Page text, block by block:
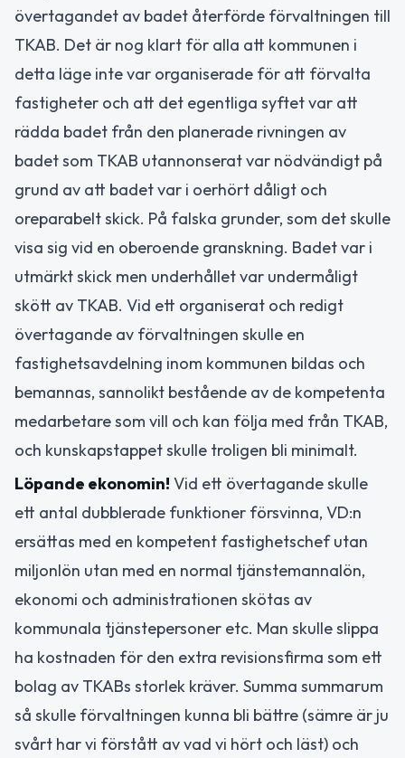
övertagandet av badet återförde förvaltningen till
TKAB. Det är nog klart för alla att kommunen i
detta läge inte var organiserade för att förvalta
fastigheter och att det egentliga syftet var att
rädda badet från den planerade rivningen av
badet som TKAB utannonserat var nödvändigt på
grund av att badet var i oerhört dåligt och
oreparabelt skick. På falska grunder, som det skulle
visa sig vid en oberoende granskning. Badet var i
utmärkt skick men underhållet var undermåligt
skött av TKAB. Vid ett organiserat och redigt
övertagande av förvaltningen skulle en
fastighetsavdelning inom kommunen bildas och
bemannas, sannolikt bestående av de kompetenta
medarbetare som vill och kan följa med från TKAB,
och kunskapstappet skulle troligen bli minimalt.
Löpande ekonomin! Vid ett övertagande skulle
ett antal dubblerade funktioner försvinna, VD:n
ersättas med en kompetent fastighetschef utan
miljonlön utan med en normal tjänstemannalön,
ekonomi och administrationen skötas av
kommunala tjänstepersoner etc. Man skulle slippa
ha kostnaden för den extra revisionsfirma som ett
bolag av TKABs storlek kräver. Summa summarum
så skulle förvaltningen kunna bli bättre (sämre är ju
svårt har vi förstått av vad vi hört och läst) och